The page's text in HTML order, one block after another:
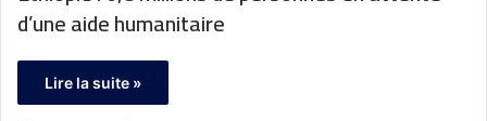
d’une aide humanitaire
Lire la suite »